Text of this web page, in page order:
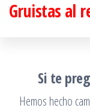
SaltarGruistas al
Si te
Hemos hecho